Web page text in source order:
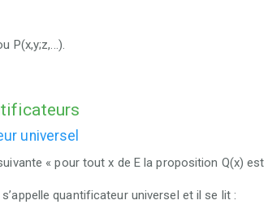
P(x,y;z,...).
universel
« pour tout x de E la proposition Q(x) est
s’appelle quantificateur universel et il se lit :